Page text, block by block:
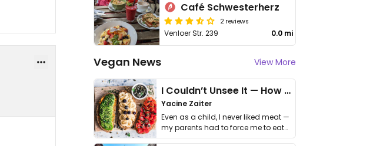
Café Schwesterherz
2 reviews
Venloer Str. 239 0.0 mi
Vegan News View More
I Couldn’t Unsee It — How Thailand Turned My Beliefs Into Action⁠
Yacine Zaiter
Even as a child, I never liked meat —
my parents had to force me to eat
it. I …